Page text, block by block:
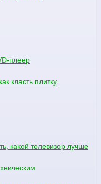
плеер
класть плитку
какой телевизор лучше